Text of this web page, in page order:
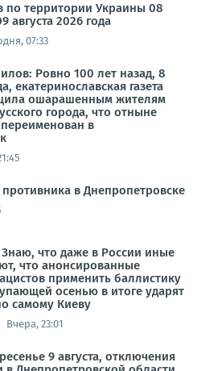
по территории Украины 08
августа 2026 года
07:33
Ровно 100 лет назад, 8
екатеринославская газета
ошарашенным жителям
города, что отныне
в
в Днепропетровске
что даже в России иные
что анонсированные
применить баллистику
осенью в итоге ударят
самому Киеву
Вчера, 23:01
9 августа, отключения